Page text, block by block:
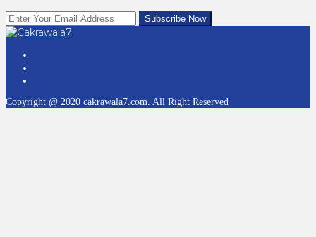
Copyright @ 2020 cakrawala7.com. All Right Reserved